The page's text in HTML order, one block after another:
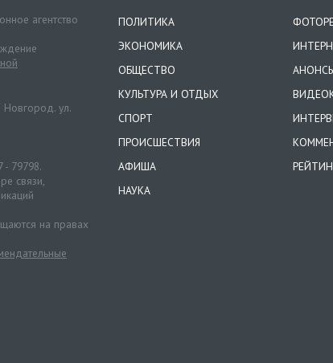
агентство
Новгород. ул.
79798.
связи,
на правах
ПОЛИТИКА
ЭКОНОМИКА
ОБЩЕСТВО
КУЛЬТУРА И ОТДЫХ
СПОРТ
ПРОИСШЕСТВИЯ
АФИША
НАУКА